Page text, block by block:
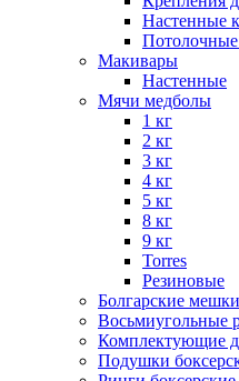
Настенные
Макивары
Настенные
Мячи медболы
1 кг
2 кг
3 кг
4 кг
5 кг
8 кг
9 кг
Torres
Резиновые
Болгарские мешки
Восьмиугольные
Комплектующие
Подушки